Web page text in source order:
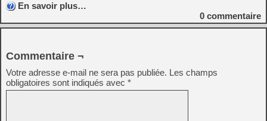
En savoir plus…
0 commentaire
Commentaire ¬
Votre adresse e-mail ne sera pas publiée. Les champs
obligatoires sont indiqués avec *